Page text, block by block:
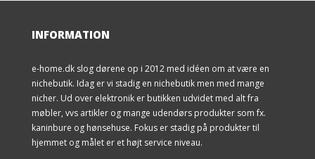
INFORMATION
e-home.dk slog dørene op i 2012 med idéen om at være en
nichebutik. Idag er vi stadig en nichebutik men med mange
nicher. Ud over elektronik er butikken udvidet med alt fra
møbler, vvs artikler og mange udendørs produkter som fx.
kaninbure og hønsehuse. Fokus er stadig på produkter til
hjemmet og målet er et højt service niveau.